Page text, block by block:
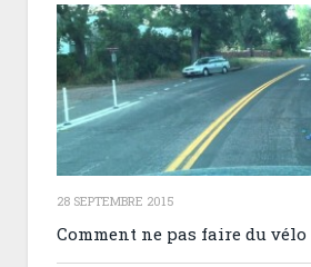
28 SEPTEMBRE 2015
Comment ne pas faire du vélo